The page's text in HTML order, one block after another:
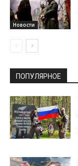
Новости
ПОПУЛЯРНОЕ